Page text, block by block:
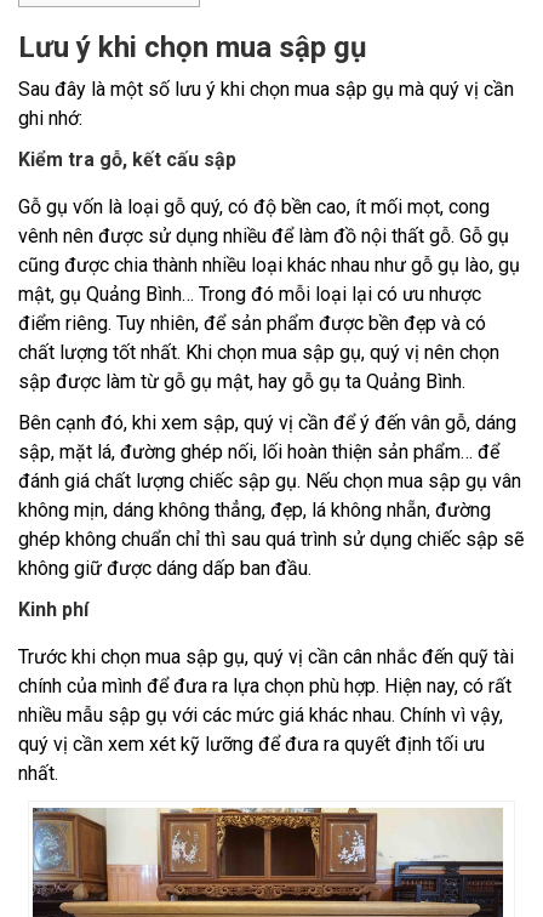
Lưu ý khi chọn mua sập gụ
Sau đây là một số lưu ý khi chọn mua sập gụ mà quý vị cần
ghi nhớ:
Kiểm tra gỗ, kết cấu sập
Gỗ gụ vốn là loại gỗ quý, có độ bền cao, ít mối mọt, cong
vênh nên được sử dụng nhiều để làm đồ nội thất gỗ. Gỗ gụ
cũng được chia thành nhiều loại khác nhau như gỗ gụ lào, gụ
mật, gụ Quảng Bình… Trong đó mỗi loại lại có ưu nhược
điểm riêng. Tuy nhiên, để sản phẩm được bền đẹp và có
chất lượng tốt nhất. Khi chọn mua sập gụ, quý vị nên chọn
sập được làm từ gỗ gụ mật, hay gỗ gụ ta Quảng Bình.
Bên cạnh đó, khi xem sập, quý vị cần để ý đến vân gỗ, dáng
sập, mặt lá, đường ghép nối, lối hoàn thiện sản phẩm… để
đánh giá chất lượng chiếc sập gụ. Nếu chọn mua sập gụ vân
không mịn, dáng không thẳng, đẹp, lá không nhẵn, đường
ghép không chuẩn chỉ thì sau quá trình sử dụng chiếc sập sẽ
không giữ được dáng dấp ban đầu.
Kinh phí
Trước khi chọn mua sập gụ, quý vị cần cân nhắc đến quỹ tài
chính của mình để đưa ra lựa chọn phù hợp. Hiện nay, có rất
nhiều mẫu sập gụ với các mức giá khác nhau. Chính vì vậy,
quý vị cần xem xét kỹ lưỡng để đưa ra quyết định tối ưu
nhất.